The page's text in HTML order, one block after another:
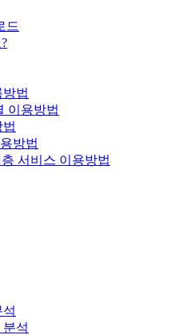
드
법
이용방법
방법
서비스 이용방법
석